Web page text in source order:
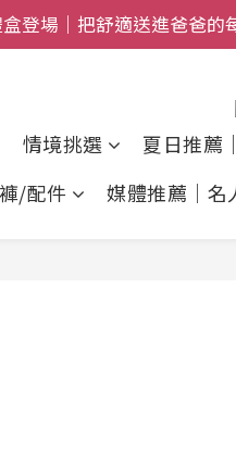
免運｜任搭８折起｜滿
免運｜任搭８折起｜滿
情境挑選 夏日推薦
/配件
媒體推薦｜名